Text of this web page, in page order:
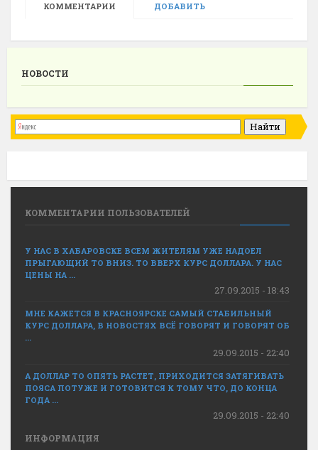
КОММЕНТАРИИ ДОБАВИТЬ
НОВОСТИ
КОММЕНТАРИИ ПОЛЬЗОВАТЕЛЕЙ
У НАС В ХАБАРОВСКЕ ВСЕМ ЖИТЕЛЯМ УЖЕ НАДОЕЛ
ПРЫГАЮЩИЙ ТО ВНИЗ. ТО ВВЕРХ КУРС ДОЛЛАРА. У НАС
ЦЕНЫ НА ...
27.09.2015 - 18:43
МНЕ КАЖЕТСЯ В КРАСНОЯРСКЕ САМЫЙ СТАБИЛЬНЫЙ
КУРС ДОЛЛАРА, В НОВОСТЯХ ВСЁ ГОВОРЯТ И ГОВОРЯТ ОБ
...
29.09.2015 - 22:40
А ДОЛЛАР ТО ОПЯТЬ РАСТЕТ, ПРИХОДИТСЯ ЗАТЯГИВАТЬ
ПОЯСА ПОТУЖЕ И ГОТОВИТСЯ К ТОМУ ЧТО, ДО КОНЦА
ГОДА ...
29.09.2015 - 22:40
ИНФОРМАЦИЯ